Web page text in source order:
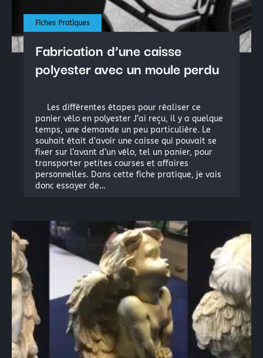
Fiches Pratiques
Fabrication d’une caisse
polyester avec un moule perdu
Les différentes étapes pour réaliser ce
panier vélo en polyester J’ai reçu, il y a quelque
temps, une demande un peu particulière. Le
souhait était d’avoir une caisse qui pouvait se
fixer sur l’avant d’un vélo, tel un panier, pour
transporter petites courses et affaires
personnelles. Dans cette fiche pratique, je vais
donc essayer de…